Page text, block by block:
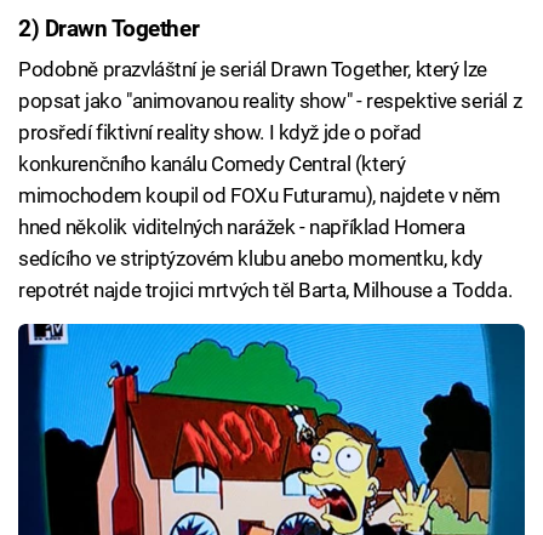
2) Drawn Together
Podobně prazvláštní je seriál Drawn Together, který lze
popsat jako "animovanou reality show" - respektive seriál z
prosředí fiktivní reality show. I když jde o pořad
konkurenčního kanálu Comedy Central (který
mimochodem koupil od FOXu Futuramu), najdete v něm
hned několik viditelných narážek - například Homera
sedícího ve striptýzovém klubu anebo momentku, kdy
repotrét najde trojici mrtvých těl Barta, Milhouse a Todda.